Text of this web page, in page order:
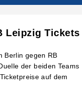
Leipzig Tickets
Berlin gegen RB
der beiden Teams
auf dem